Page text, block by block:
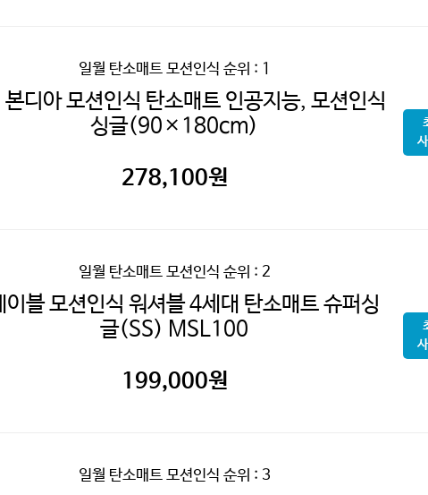
일월 탄소매트 모션인식 순위 : 1
본디아 모션인식 탄소매트 인공지능, 모션인식
싱글(90×180cm)
278,100원
일월 탄소매트 모션인식 순위 : 2
이블 모션인식 워셔블 4세대 탄소매트 슈퍼싱
글(SS) MSL100
199,000원
일월 탄소매트 모션인식 순위 : 3